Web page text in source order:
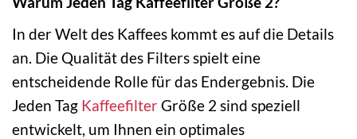
In der Welt des Kaffees kommt es auf die Details
an. Die Qualität des Filters spielt eine
entscheidende Rolle für das Endergebnis. Die
Jeden Tag KaffeefilterGröße 2 sind speziell
entwickelt, um Ihnen ein optimales